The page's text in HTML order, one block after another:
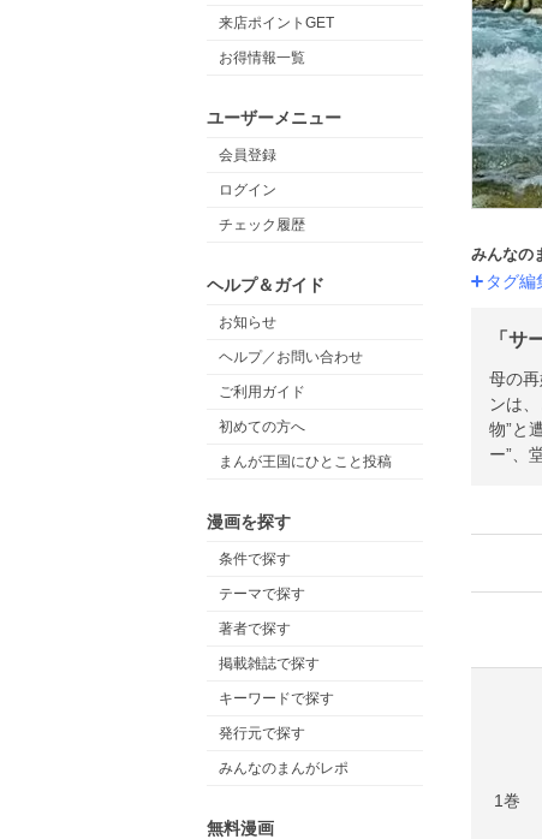
来店ポイントGET
お得情報一覧
ユーザーメニュー
会員登録
ログイン
チェック履歴
ヘルプ＆ガイド
お知らせ
ヘルプ／お問い合わせ
ご利用ガイド
初めての方へ
まんが王国にひとこと投稿
漫画を探す
条件で探す
テーマで探す
著者で探す
掲載雑誌で探す
キーワードで探す
発行元で探す
みんなのまんがレポ
無料漫画
みんなの
タグ編
「サ
母の
ンは
物”と
ー”、
1巻